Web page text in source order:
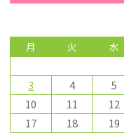
月 火 水
3
4 5
10
11 12
17
18 19